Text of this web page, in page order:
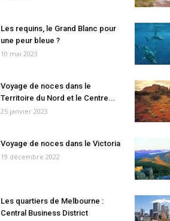
Les requins, le Grand Blanc pour
une peur bleue ?
10 mai 2023
Voyage de noces dans le
Territoire du Nord et le Centre...
25 janvier 2023
Voyage de noces dans le Victoria
19 décembre 2022
Les quartiers de Melbourne :
Central Business District